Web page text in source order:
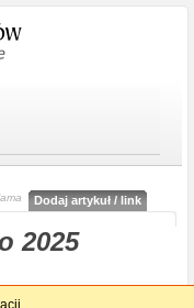
Dodaj artykuł / link
2025